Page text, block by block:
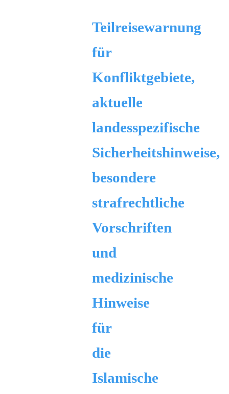
Teilreisewarnung
für
Konfliktgebiete,
aktuelle
landesspezifische
Sicherheitshinweise,
besondere
strafrechtliche
Vorschriften
und
medizinische
Hinweise
für
die
Islamische